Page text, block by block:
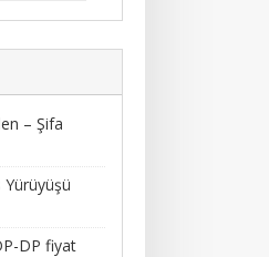
– Şifa
Yürüyüşü
DP fiyat